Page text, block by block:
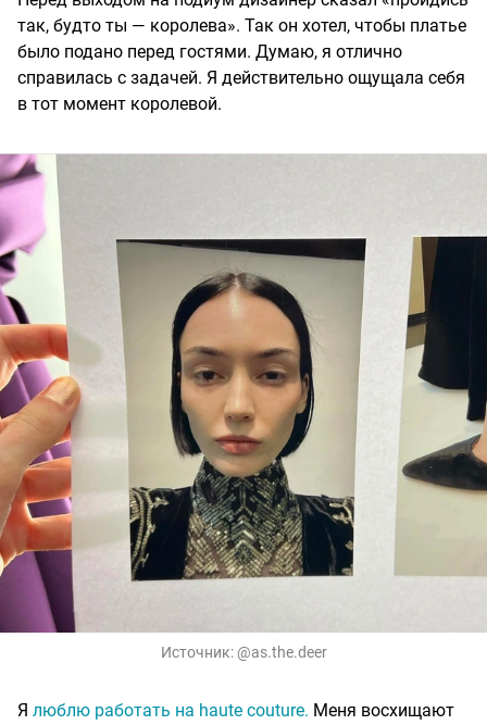
так, будто ты — королева». Так он хотел, чтобы платье
было подано перед гостями. Думаю, я отлично
справилась с задачей. Я действительно ощущала себя
в тот момент королевой.
Источник: @as.the.deer
Я люблю работать на haute couture. Меня восхищают